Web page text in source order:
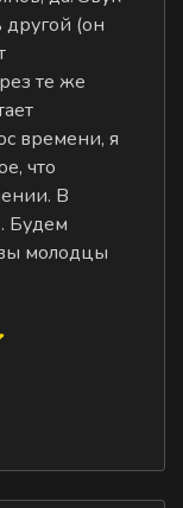
другой (он
те же
времени, я
что
В
Будем
молодцы